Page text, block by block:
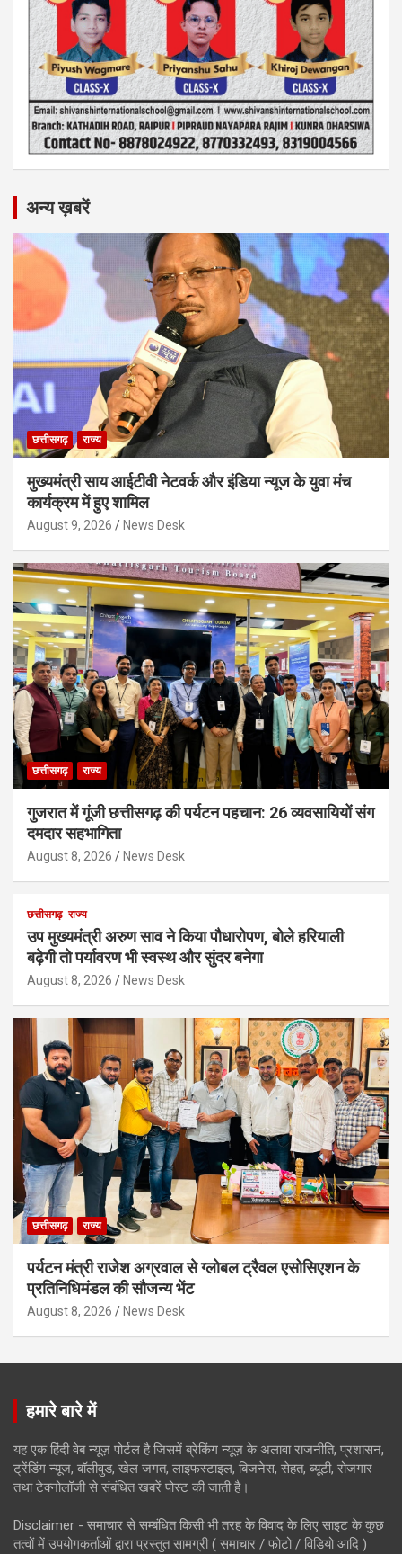
अन्य ख़बरें
छत्तीसगढ़ राज्य
मुख्यमंत्री साय आईटीवी नेटवर्क और इंडिया न्यूज के युवा मंच
कार्यक्रम में हुए शामिल
August 9, 2026 News Desk
छत्तीसगढ़ राज्य
गुजरात में गूंजी छत्तीसगढ़ की पर्यटन पहचान: 26 व्यवसायियों संग
दमदार सहभागिता
August 8, 2026 News Desk
छत्तीसगढ़ राज्य
उप मुख्यमंत्री अरुण साव ने किया पौधारोपण, बोले हरियाली
बढ़ेगी तो पर्यावरण भी स्वस्थ और सुंदर बनेगा
August 8, 2026 News Desk
छत्तीसगढ़ राज्य
पर्यटन मंत्री राजेश अग्रवाल से ग्लोबल ट्रैवल एसोसिएशन के
प्रतिनिधिमंडल की सौजन्य भेंट
August 8, 2026 News Desk
हमारे बारे में
यह एक हिंदी वेब न्यूज़ पोर्टल है जिसमें ब्रेकिंग न्यूज़ के अलावा राजनीति, प्रशासन,
ट्रेंडिंग न्यूज, बॉलीवुड, खेल जगत, लाइफस्टाइल, बिजनेस, सेहत, ब्यूटी, रोजगार
तथा टेक्नोलॉजी से संबंधित खबरें पोस्ट की जाती है।
Disclaimer - समाचार से सम्बंधित किसी भी तरह के विवाद के लिए साइट के कुछ
तत्वों में उपयोगकर्ताओं द्वारा प्रस्तुत सामग्री ( समाचार / फोटो / विडियो आदि )